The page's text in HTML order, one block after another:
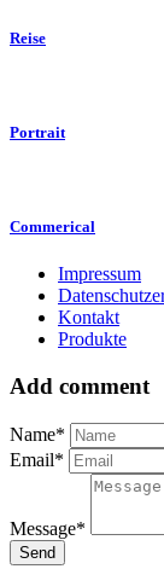
Reise
Portrait
Commerical
Impressum
Kontakt
Produkte
Add comment
Name*
Email*
Message*
Send